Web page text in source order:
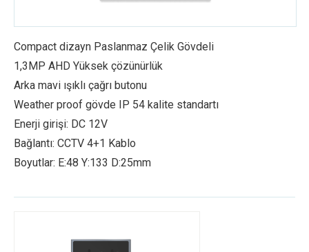
Compact dizayn Paslanmaz Çelik Gövdeli
1,3MP AHD Yüksek çözünürlük
Arka mavi ışıklı çağrı butonu
Weather proof gövde IP 54 kalite standartı
Enerji girişi: DC 12V
Bağlantı: CCTV 4+1 Kablo
Boyutlar: E:48 Y:133 D:25mm